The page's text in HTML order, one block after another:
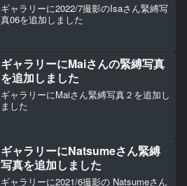
ギャラリーに2022/7撮影のIsaさん緊縛写
真06を追加しました
ギャラリーにMaiさんの緊縛写真
を追加しました
ギャラリーにMaiさん緊縛写真２を追加し
ました
ギャラリーにNatsumeさん緊縛
写真を追加しました
ギャラリーに2021/6撮影の Natsumeさん